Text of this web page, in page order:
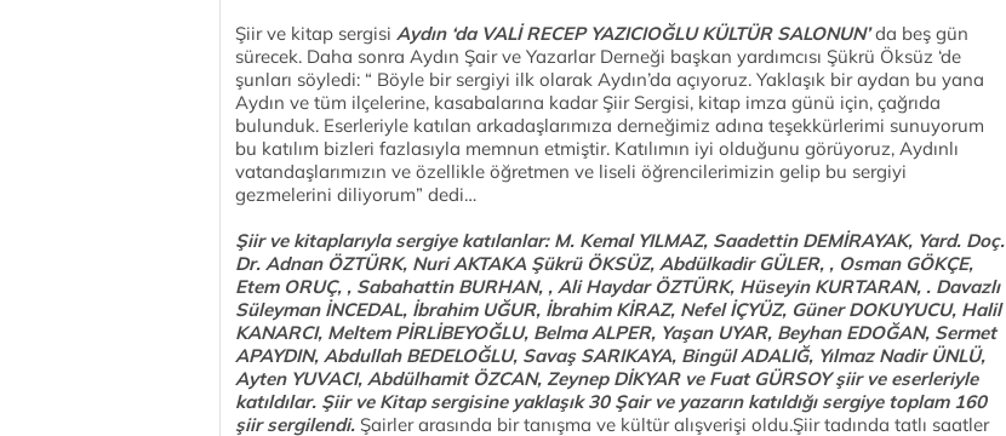
Şiir ve kitap sergisi Aydın ‘da VALİ RECEP YAZICIOĞLU KÜLTÜR SALONUN’da beş gün
sürecek. Daha sonra Aydın Şair ve Yazarlar Derneği başkan yardımcısı Şükrü Öksüz ‘de
şunları söyledi: “ Böyle bir sergiyi ilk olarak Aydın’da açıyoruz. Yaklaşık bir aydan bu yana
Aydın ve tüm ilçelerine, kasabalarına kadar Şiir Sergisi, kitap imza günü için, çağrıda
bulunduk. Eserleriyle katılan arkadaşlarımıza derneğimiz adına teşekkürlerimi sunuyorum
bu katılım bizleri fazlasıyla memnun etmiştir. Katılımın iyi olduğunu görüyoruz, Aydınlı
vatandaşlarımızın ve özellikle öğretmen ve liseli öğrencilerimizin gelip bu sergiyi
gezmelerini diliyorum” dedi…
Şiir ve kitaplarıyla sergiye katılanlar: M. Kemal YILMAZ, Saadettin DEMİRAYAK, Yard. Doç.
Dr. Adnan ÖZTÜRK, Nuri AKTAKA Şükrü ÖKSÜZ, Abdülkadir GÜLER, , Osman GÖKÇE,
Etem ORUÇ, , Sabahattin BURHAN, , Ali Haydar ÖZTÜRK, Hüseyin KURTARAN, . Davazlı
Süleyman İNCEDAL, İbrahim UĞUR, İbrahim KİRAZ, Nefel İÇYÜZ, Güner DOKUYUCU, Halil
KANARCI, Meltem PİRLİBEYOĞLU, Belma ALPER, Yaşan UYAR, Beyhan EDOĞAN, Sermet
APAYDIN, Abdullah BEDELOĞLU, Savaş SARIKAYA, Bingül ADALIĞ, Yılmaz Nadir ÜNLÜ,
Ayten YUVACI, Abdülhamit ÖZCAN, Zeynep DİKYAR ve Fuat GÜRSOY şiir ve eserleriyle
katıldılar. Şiir ve Kitap sergisine yaklaşık 30 Şair ve yazarın katıldığı sergiye toplam 160
şiirsergilendi. Şairler arasında bir tanışma ve kültür alışverişi oldu.Şiir tadında tatlı saatler